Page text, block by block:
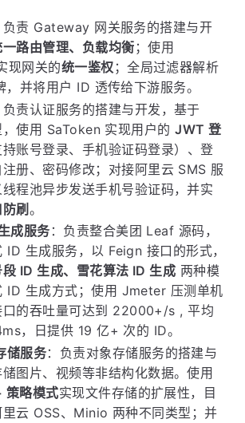
负责 Gateway 网关服务的搭建与开
一路由管理、负载均衡 ；使用
现网关的统一鉴权 ；全局过滤器解析
并将用户 ID 透传给下游服务。
负责认证服务的搭建与开发，基于
，使用 SaToken 实现用户的JWT 登
持账号登录、手机验证码登录）、登
册、密码修改；对接阿里云 SMS 服
程池异步发送手机号验证码，并实
刷。
成服务 ：负责整合美团 Leaf 源码，
ID 生成服务，以 Feign 接口的形式，
段 ID 生成、雪花算法 ID 生成 两种模
ID 生成方式；使用 Jmeter 压测单机
口的吞吐量可达到 22000+/s , 平均
，日提供 19 亿+ 次的 ID。
储服务：负责对象存储服务的搭建与
图片、视频等非结构化数据。使用
策略模式实现文件存储的扩展性，目
云 OSS、Minio 两种不同类型；并